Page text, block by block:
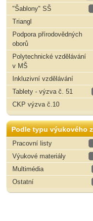
"Šablony" SŠ
Triangl
Podpora přírodovědných
oborů
Polytechnické vzdělávání
v MŠ
Inkluzivní vzdělávání
Tablety - výzva č. 51
CKP výzva č.10
Podle typu výukového
Pracovní listy
Výukové materiály
Multimédia
Ostatní